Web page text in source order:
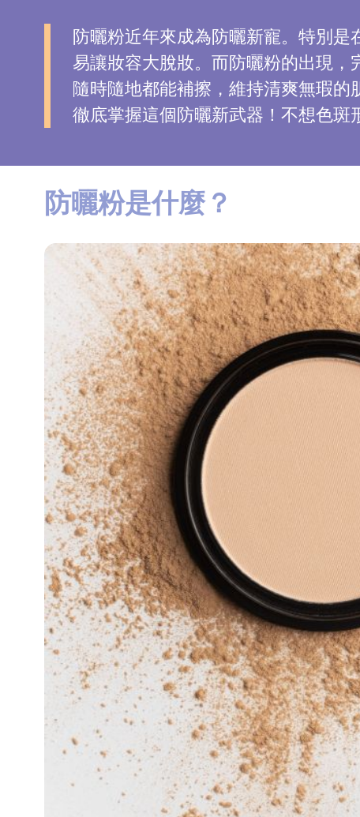
解
去
印
方
法
鼻
鼾
解
決
減
肥
全
攻
略
紋
防曬粉近年來成為防曬新寵。特別
易讓妝容大脫妝。而防曬粉的出現
隨時隨地都能補擦，維持清爽無瑕
徹底掌握這個防曬新武器！不想色斑
防曬粉是什麼？